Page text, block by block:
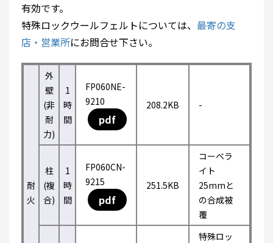
有効です。
特殊ロックウールフェルトについては、 最寄の支
店・営業所にお問合せ下さい。
耐
火
外
壁
(非
耐
力)
1
時
間
FP060NE-
9210
pdf
208.2KB -
柱
(複
合)
1
時
間
FP060CN-
9215
pdf
251.5KB
コーベラ
イト
25mmと
の合成被
覆
特殊ロッ